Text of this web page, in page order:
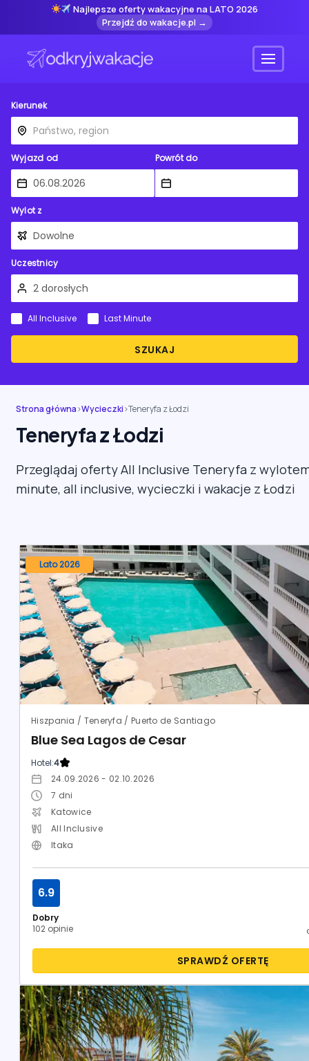
Najlepsze oferty wakacyjne na LATO 2026
Przejdź do wakacje.pl →
Menu
Kierunek
Wyjazd od Powrót do
Wylot z
Uczestnicy
SZUKAJ
All Inclusive Last Minute
Strona główna›Wycieczki›Teneryfa z Łodzi
Teneryfa z Łodzi
Przeglądaj oferty All Inclusive Teneryfa z
minute, all inclusive, wycieczki i wakacje z Łodzi
Lato 2026
Hiszpania / Teneryfa / Puerto de Santiago
Blue Sea Lagos de Cesar
Hotel:4
24.09.2026 - 02.10.2026
7 dni
Katowice
All Inclusive
Itaka
Dobry
102 opinie
6.9
SPRAWDŹ OFERTĘ